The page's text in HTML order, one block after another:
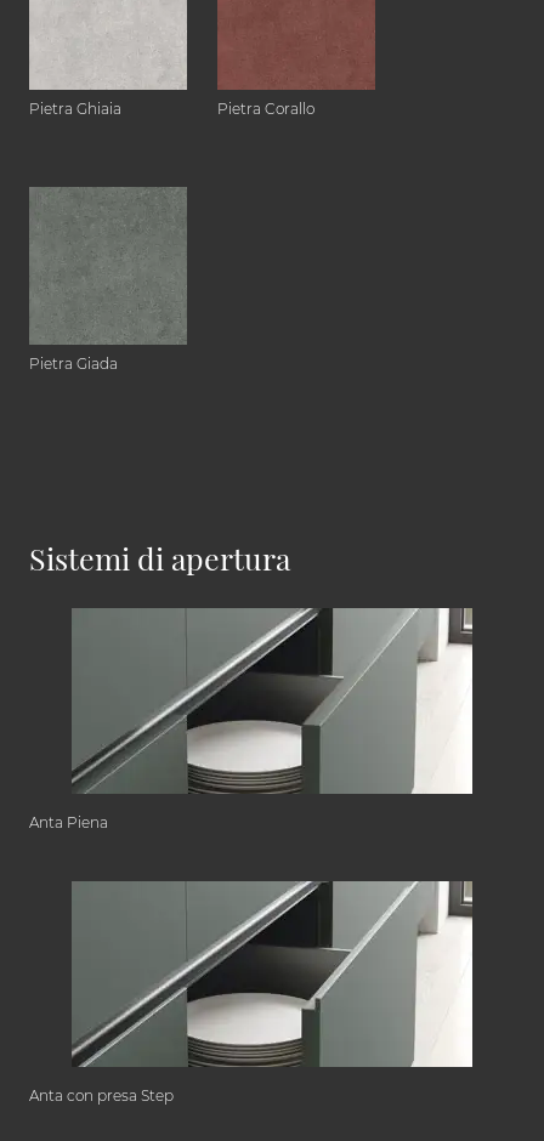
Pietra Ghiaia Pietra Corallo
Pietra Giada
Sistemi di apertura
Anta Piena
Anta con presa Step